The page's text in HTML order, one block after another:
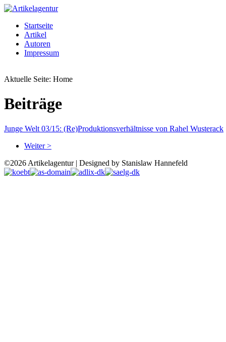
Startseite
Artikel
Autoren
Impressum
Aktuelle Seite: Home
Beiträge
Junge Welt 03/15: (Re)Produktionsverhältnisse von Rahel Wusterack
Weiter >
©2026 Artikelagentur | Designed by Stanislaw Hannefeld